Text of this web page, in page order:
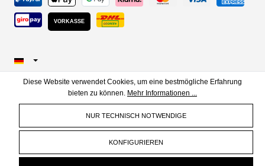
VORKASSE
Diese Website verwendet Cookies, um eine bestmögliche Erfahrung
bieten zu können. Mehr Informationen ...
NUR TECHNISCH NOTWENDIGE
KONFIGURIEREN